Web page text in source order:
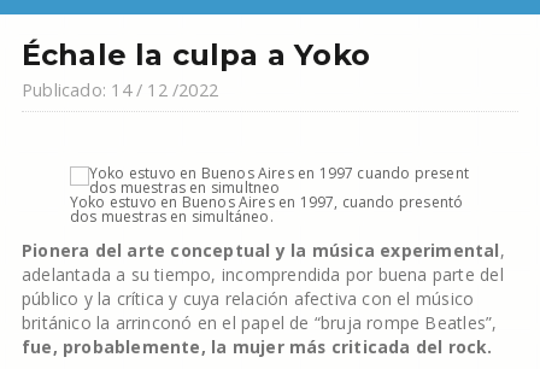
Échale la culpa a Yoko
Publicado: 14 / 12 /2022
Yoko estuvo en Buenos Aires en 1997, cuando presentó
dos muestras en simultáneo.
Pionera del arte conceptual y la música experimental,
adelantada a su tiempo, incomprendida por buena parte del
público y la crítica y cuya relación afectiva con el músico
británico la arrinconó en el papel de “bruja rompe Beatles”,
fue, probablemente, la mujer más criticada del rock.